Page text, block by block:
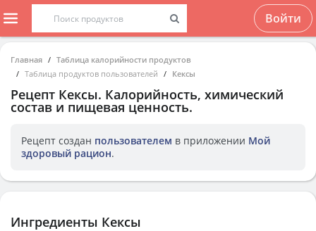
Войти
Главная
Таблица калорийности продуктов
Таблица продуктов пользователей
Кексы
Рецепт Кексы. Калорийность, химический
состав и пищевая ценность.
Рецепт создан пользователем в приложении Мой
здоровый рацион.
Ингредиенты Кексы